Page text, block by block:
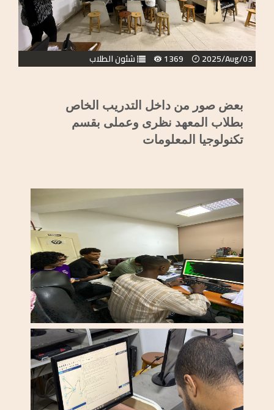
2025/Aug/03
1369 شئون الطلاب
بعض صور من داخل التدريب الخاص
بطلاب المعهد نظرى وعملى بقسم
تكنولوجيا المعلومات